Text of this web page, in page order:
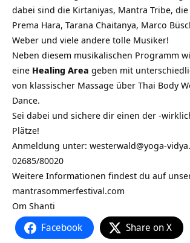
dabei sind die Kirtaniyas, Mantra Tribe, die
Prema Hara, Tarana Chaitanya, Marco
Weber und viele andere tolle Musiker!
Neben diesem musikalischen Programm
eine Healing Area geben mit
von klassischer Massage über Thai Body
Dance.
Sei dabei und sichere dir einen der -
Plätze!
Anmeldung unter: westerwald@yoga-
02685/80020
Weitere Informationen findest du auf
mantrasommerfestival.com
Om Shanti
Facebook Share on X